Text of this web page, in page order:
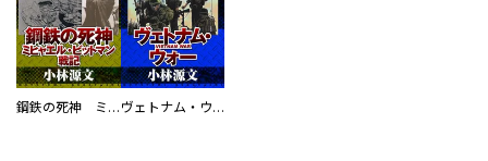
鋼鉄の死神 ミヒャエル・ビットマン戦記 ヴェトナム・ウォー VIETNAM WAR